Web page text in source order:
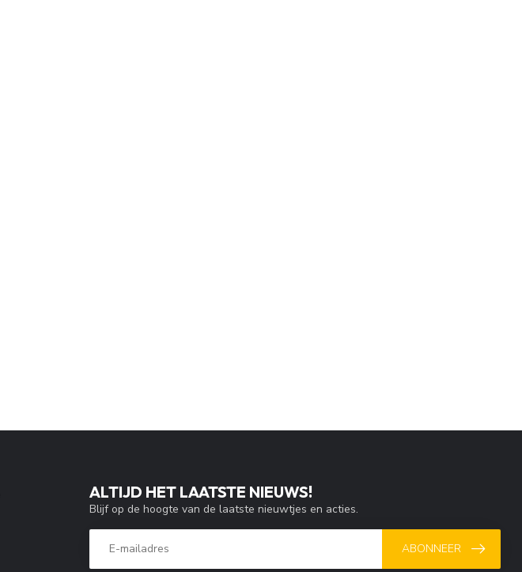
ALTIJD HET LAATSTE NIEUWS!
Blijf op de hoogte van de laatste nieuwtjes en acties.
ABONNEER